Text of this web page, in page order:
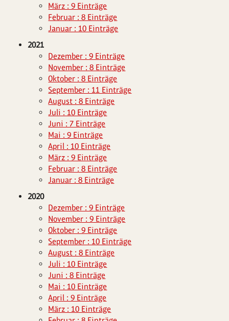
März : 9 Einträge
Februar : 8 Einträge
Januar : 10 Einträge
2021
Dezember : 9 Einträge
November : 8 Einträge
Oktober : 8 Einträge
September : 11 Einträge
August : 8 Einträge
Juli : 10 Einträge
Juni : 7 Einträge
Mai : 9 Einträge
April : 10 Einträge
März : 9 Einträge
Februar : 8 Einträge
Januar : 8 Einträge
2020
Dezember : 9 Einträge
November : 9 Einträge
Oktober : 9 Einträge
September : 10 Einträge
August : 8 Einträge
Juli : 10 Einträge
Juni : 8 Einträge
Mai : 10 Einträge
April : 9 Einträge
März : 10 Einträge